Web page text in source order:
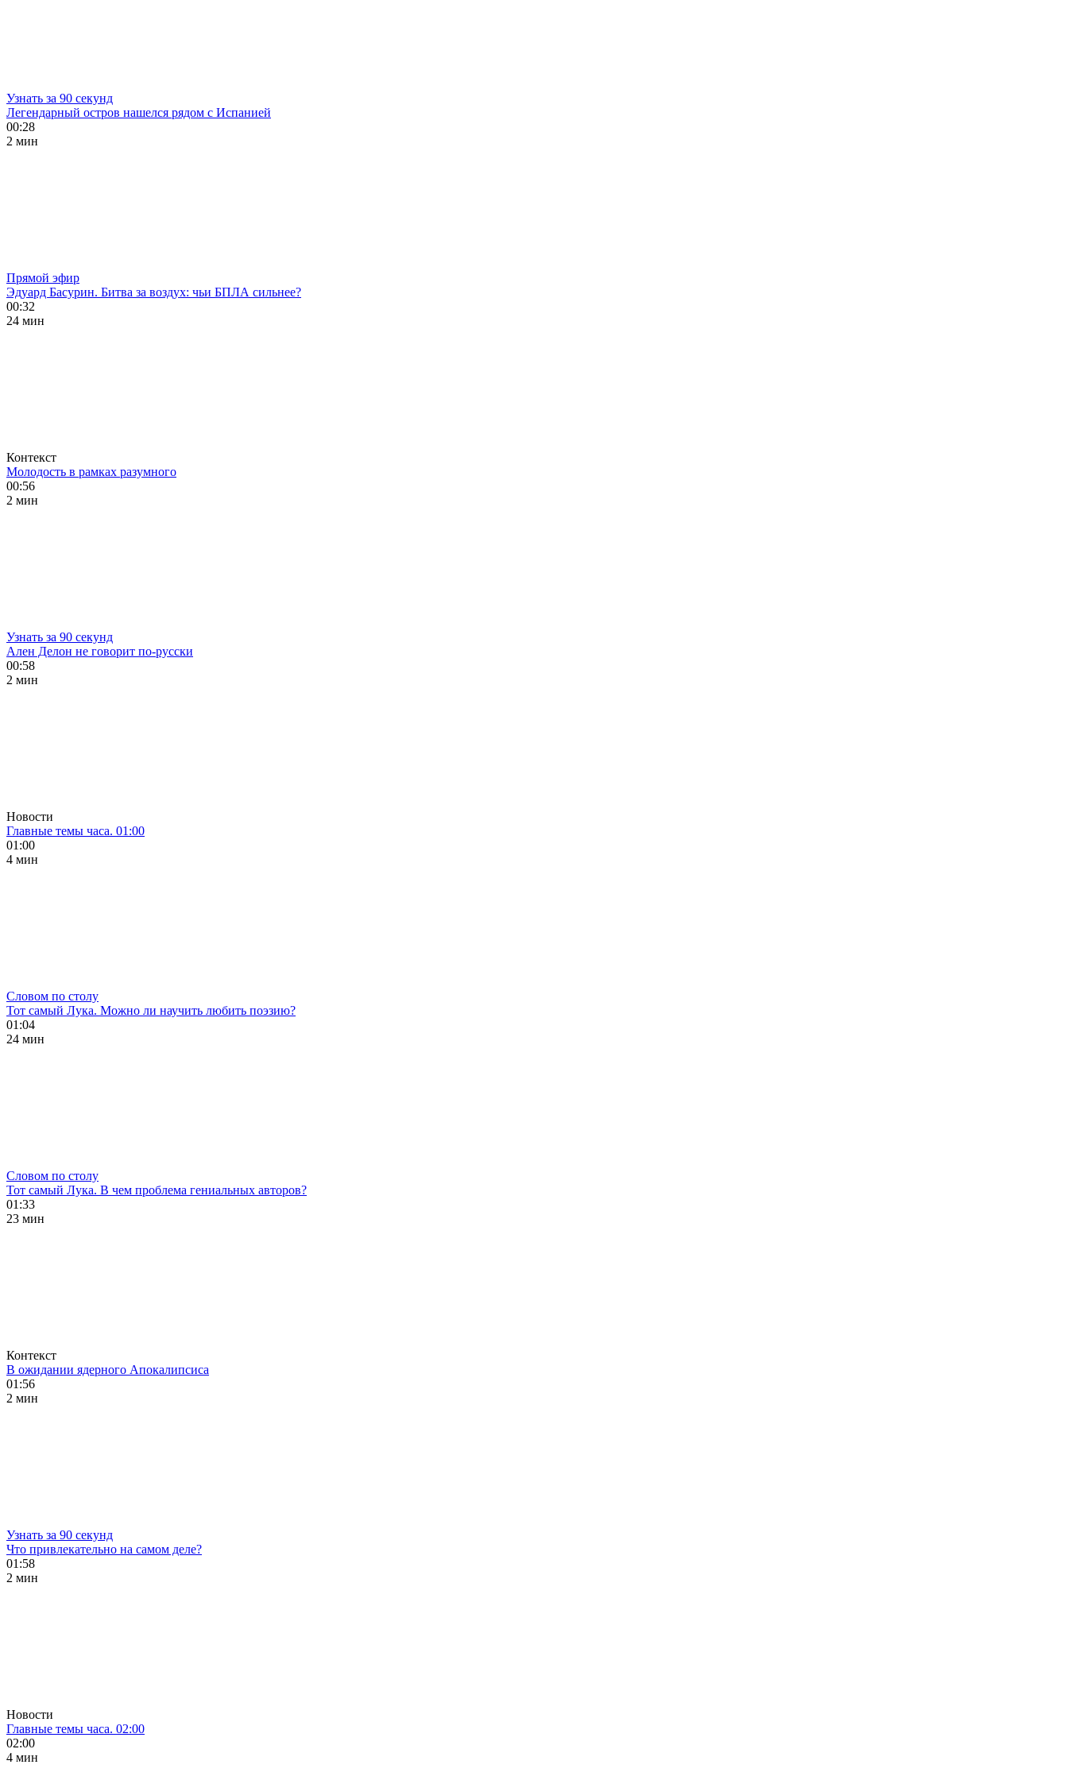
Узнать за 90 секунд
Легендарный остров нашелся рядом с Испанией
00:28
2 мин
Прямой эфир
Эдуард Басурин. Битва за воздух: чьи БПЛА сильнее?
00:32
24 мин
Контекст
Молодость в рамках разумного
00:56
2 мин
Узнать за 90 секунд
Ален Делон не говорит по-русски
00:58
2 мин
Новости
Главные темы часа. 01:00
01:00
4 мин
Словом по столу
Тот самый Лука. Можно ли научить любить поэзию?
01:04
24 мин
Словом по столу
Тот самый Лука. В чем проблема гениальных авторов?
01:33
23 мин
Контекст
В ожидании ядерного Апокалипсиса
01:56
2 мин
Узнать за 90 секунд
Что привлекательно на самом деле?
01:58
2 мин
Новости
Главные темы часа. 02:00
02:00
4 мин